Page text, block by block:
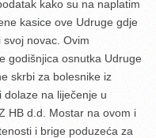
kako su na naplatim
kasice ove Udruge gdje
novac. Ovim
godišnjica osnutka Udruge
skrbi za bolesnike iz
dolaze na liječenje u
HB d.d. Mostar na ovom i
i brige poduzeća za